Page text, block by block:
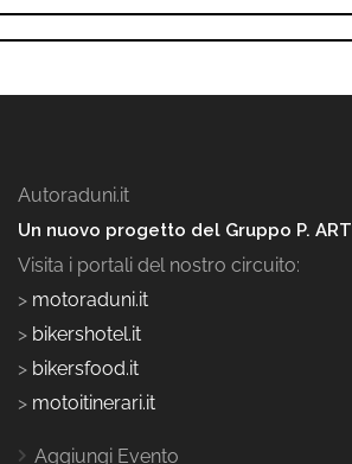
Autoraduni.it
Un nuovo progetto del Gruppo P. ART
Visita i portali del nostro circuito:
> motoraduni.it
> bikershotel.it
> bikersfood.it
> motoitinerari.it
Aggiungi Evento